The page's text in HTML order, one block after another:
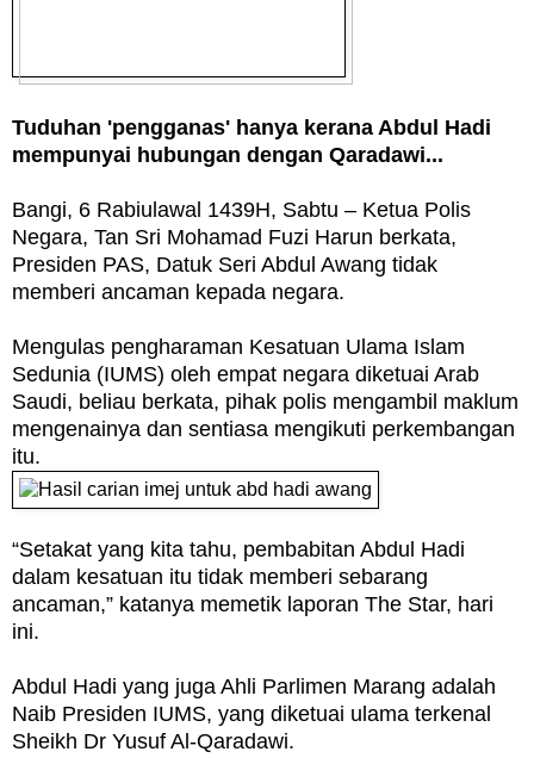
Tuduhan 'pengganas' hanya kerana Abdul Hadi
mempunyai hubungan dengan Qaradawi...
Bangi, 6 Rabiulawal 1439H, Sabtu – Ketua Polis
Negara, Tan Sri Mohamad Fuzi Harun berkata,
Presiden PAS, Datuk Seri Abdul Awang tidak
memberi ancaman kepada negara.
Mengulas pengharaman Kesatuan Ulama Islam
Sedunia (IUMS) oleh empat negara diketuai Arab
Saudi, beliau berkata, pihak polis mengambil maklum
mengenainya dan sentiasa mengikuti perkembangan
itu.
“Setakat yang kita tahu, pembabitan Abdul Hadi
dalam kesatuan itu tidak memberi sebarang
ancaman,” katanya memetik laporan The Star, hari
ini.
Abdul Hadi yang juga Ahli Parlimen Marang adalah
Naib Presiden IUMS, yang diketuai ulama terkenal
Sheikh Dr Yusuf Al-Qaradawi.